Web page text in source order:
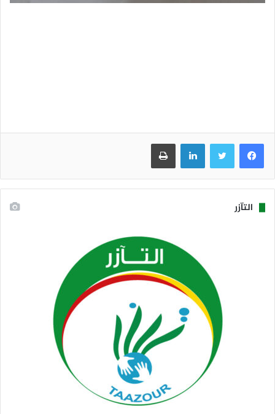
فيسبوك تويتر لينكدإن طباعة
التآزر